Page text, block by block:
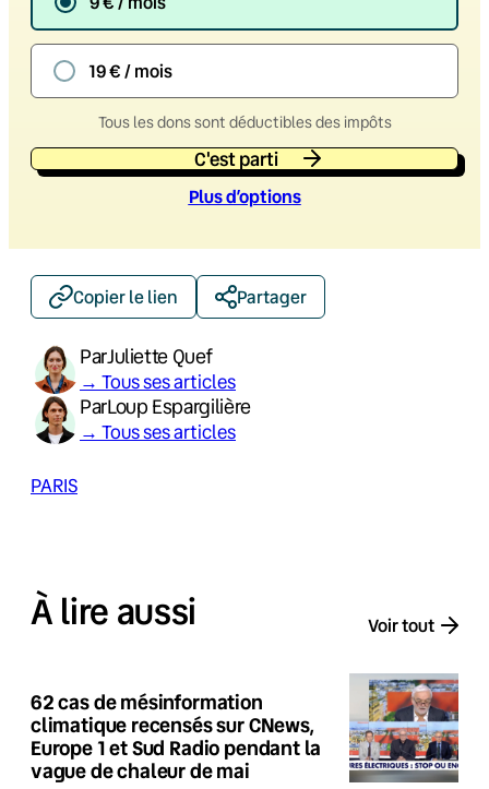
19 € / mois
Tous les dons sont déductibles des impôts
C'est parti
Plus d’options
Copier le lien Partager
ParJuliette Quef
→ Tous ses articles
ParLoup Espargilière
→ Tous ses articles
PARIS
À lire aussi Voir tout
62 cas de mésinformation
climatique recensés sur CNews,
Europe 1 et Sud Radio pendant la
vague de chaleur de mai